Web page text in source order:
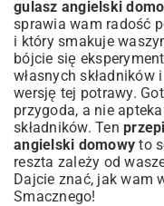
gulasz angielski
sprawia wam radość
i który smakuje
bójcie się
własnych składników
wersję tej potrawy.
przygoda, a nie
składników. Ten
angielski domowy to
reszta zależy od
Dajcie znać, jak wam
Smacznego!